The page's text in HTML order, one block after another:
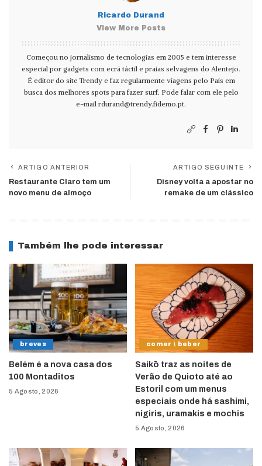
Ricardo Durand
View More Posts
Começou no jornalismo de tecnologias em 2005 e tem interesse
especial por gadgets com ecrã táctil e praias selvagens do Alentejo.
É editor do site Trendy e faz regularmente viagens pelo País em
busca dos melhores spots para fazer surf. Pode falar com ele pelo
e-mail rdurand@trendy.fidemo.pt.
ARTIGO ANTERIOR
Restaurante Claro tem um
novo menu de almoço
ARTIGO SEGUINTE
Disney volta a apostar no
remake de um clássico
Também lhe pode interessar
breves
Belém é a nova casa dos
100 Montaditos
5 Agosto, 2026
comer \ beber
Saikō traz as noites de
Verão de Quioto até ao
Estoril com um menus
especiais onde há sashimi,
nigiris, uramakis e mochis
5 Agosto, 2026